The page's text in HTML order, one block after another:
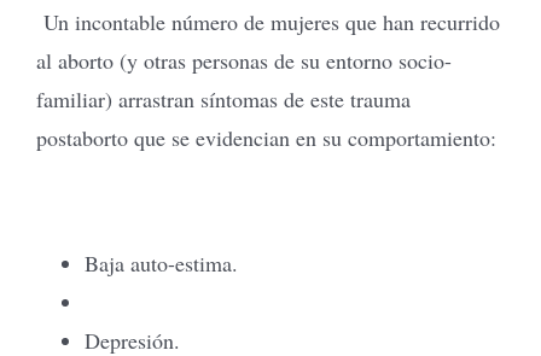
Un incontable número de mujeres que han recurrido
al aborto (y otras personas de su entorno socio-
familiar) arrastran síntomas de este trauma
postaborto que se evidencian en su comportamiento:
Baja auto-estima.
Depresión.